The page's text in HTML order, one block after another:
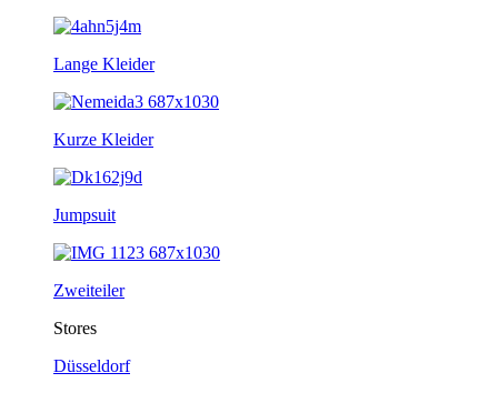
Lange Kleider
Kurze Kleider
Jumpsuit
Zweiteiler
Stores
Düsseldorf